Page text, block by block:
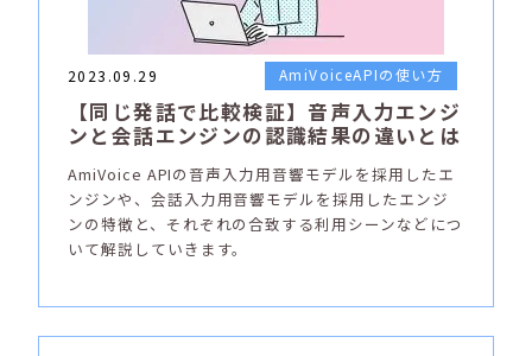
2023.09.29 AmiVoiceAPIの使い方
【同じ発話で比較検証】音声入力エンジ
ンと会話エンジンの認識結果の違いとは
AmiVoice APIの音声入力用音響モデルを採用したエ
ンジンや、会話入力用音響モデルを採用したエンジ
ンの特徴と、それぞれの合致する利用シーンなどにつ
いて解説していきます。